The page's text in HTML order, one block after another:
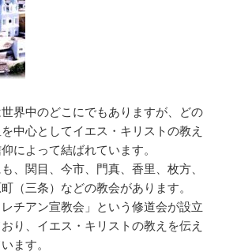
界中のどこにでもありますが、どの
中心としてイエス・キリストの教え
によって結ばれています。
、関目、今市、門真、香里、枚方、
（三条）などの教会があります。
チアン宣教会」という修道会が設立
り、イエス・キリストの教えを伝え
ます。